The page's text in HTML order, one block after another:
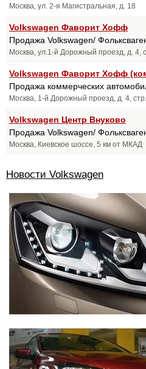
Москва, ул. 2-я Магистральная, д. 18
Volkswagen Фаворит Хофф
Продажа Volkswagen/
Москва, ул.1-й Дорожный проезд, д. 4,
Volkswagen Фаворит Хофф
Продажа коммерческих
Москва, 1-й Дорожный проезд, д. 4,
Volkswagen Центр Внуково
Продажа Volkswagen/
Москва, Киевское шоссе, 5 км от МКАД
Новости Volkswagen